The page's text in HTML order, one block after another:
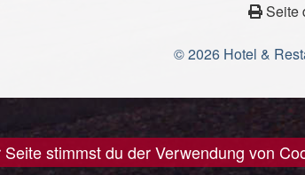
Seite
© 2026 Hotel &
stimmst du der Verwendung von